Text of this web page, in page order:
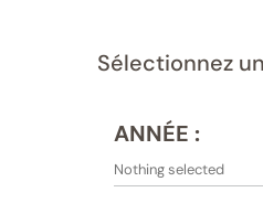
Sélectionnez
ANNÉE :
Nothing selected